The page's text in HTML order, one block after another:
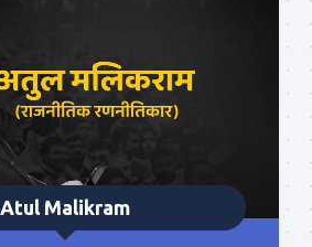
Atul Malikram